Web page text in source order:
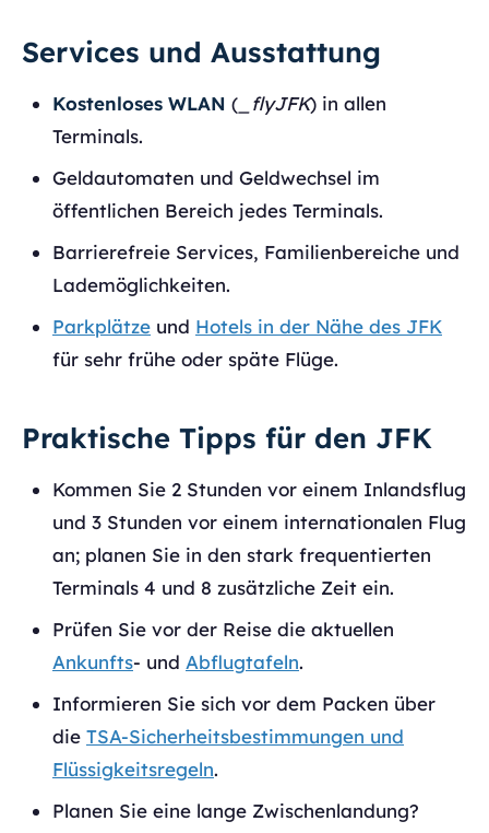
Services und Ausstattung
Kostenloses WLAN ( _flyJFK) in allen
Terminals.
Geldautomaten und Geldwechsel im
öffentlichen Bereich jedes Terminals.
Barrierefreie Services, Familienbereiche und
Lademöglichkeiten.
Parkplätze und Hotels in der Nähe des JFK
für sehr frühe oder späte Flüge.
Praktische Tipps für den JFK
Kommen Sie 2 Stunden vor einem Inlandsflug
und 3 Stunden vor einem internationalen Flug
an; planen Sie in den stark frequentierten
Terminals 4 und 8 zusätzliche Zeit ein.
Prüfen Sie vor der Reise die aktuellen
Ankunfts- und Abflugtafeln.
Informieren Sie sich vor dem Packen über
die TSA-Sicherheitsbestimmungen und
Flüssigkeitsregeln.
Planen Sie eine lange Zwischenlandung?